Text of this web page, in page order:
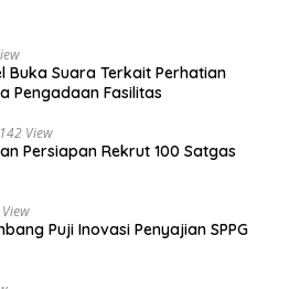
Buka Suara Terkait Perhatian
Pengadaan Fasilitas
View
Persiapan Rekrut 100 Satgas
Puji Inovasi Penyajian SPPG